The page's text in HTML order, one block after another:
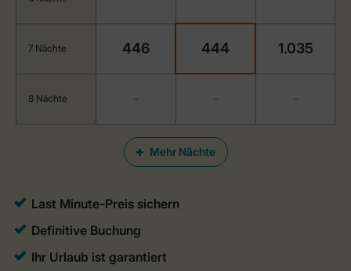
Mehr Nächte
7 Nächte 446 444 1.035
8 Nächte - - -